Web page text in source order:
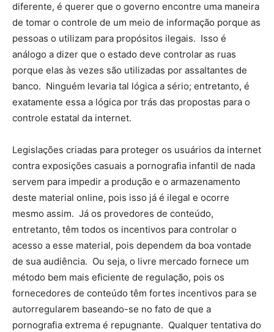
diferente, é querer que o governo encontre uma maneira
de tomar o controle de um meio de informação porque as
pessoas o utilizam para propósitos ilegais. Isso é
análogo a dizer que o estado deve controlar as ruas
porque elas às vezes são utilizadas por assaltantes de
banco. Ninguém levaria tal lógica a sério; entretanto, é
exatamente essa a lógica por trás das propostas para o
controle estatal da internet.
Legislações criadas para proteger os usuários da internet
contra exposições casuais a pornografia infantil de nada
servem para impedir a produção e o armazenamento
deste material online, pois isso já é ilegal e ocorre
mesmo assim. Já os provedores de conteúdo,
entretanto, têm todos os incentivos para controlar o
acesso a esse material, pois dependem da boa vontade
de sua audiência. Ou seja, o livre mercado fornece um
método bem mais eficiente de regulação, pois os
fornecedores de conteúdo têm fortes incentivos para se
autorregularem baseando-se no fato de que a
pornografia extrema é repugnante. Qualquer tentativa do